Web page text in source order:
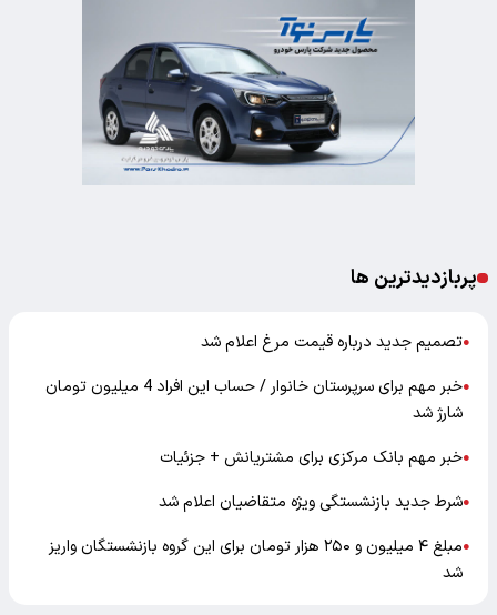
پربازدیدترین ها
●تصمیم جدید درباره قیمت مرغ اعلام شد
●
خبر مهم برای سرپرستان خانوار / حساب این افراد 4 میلیون تومان
شارژ شد
●خبر مهم بانک مرکزی برای مشتریانش + جزئیات
●شرط جدید بازنشستگی ویژه متقاضیان اعلام شد
●
مبلغ ۴ میلیون و ۲۵۰ هزار تومان برای این گروه بازنشستگان واریز
شد